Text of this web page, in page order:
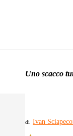
Uno scacco
di Ivan